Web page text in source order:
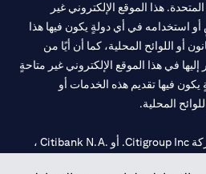
هذا الموقع الإلكتروني غير
في أي دولةٍ يكون فيها هذا
أو اللوائح المحلية، كما أن أيًا من
في هذا الموقع الإلكتروني غير متاحةٍ
فيها تقديم هذه الخدمات أو
المحلية.
سيتي بنك هي علامة خدمة لشركة Citigroup Inc. أو .Citibank N.A ،